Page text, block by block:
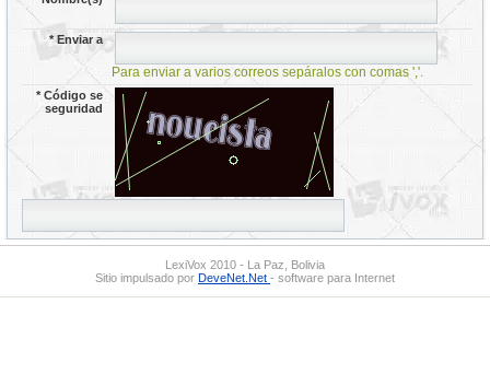
*Enviar a
Para enviar a varios correos sepáralos con comas ','.
*Código se
seguridad
LexiVox 2010 - La Paz, Bolivia
Sitio impulsado por DeveNet.Net - software para Internet